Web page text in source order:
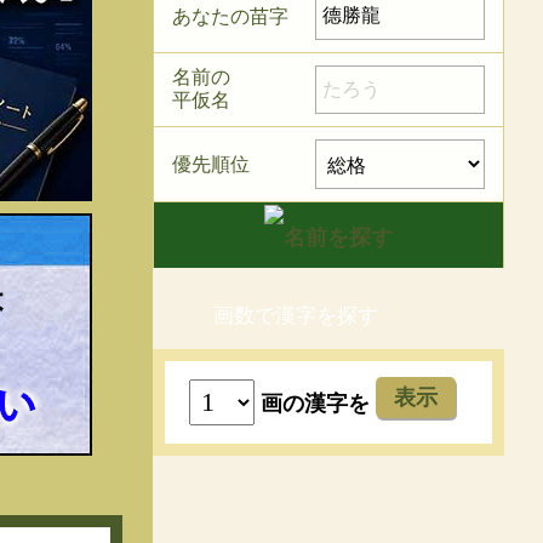
あなたの苗字
名前の
平仮名
優先順位
画数で漢字を探す
画の漢字を 表示